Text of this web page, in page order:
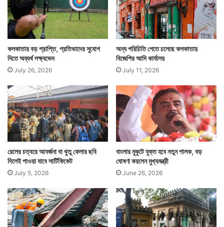
কলকাতার বড় প্রাপ্তি, প্রতিভাদের সুযোগ
দিতে অব্যর্থ লক্ষ্যভেদ
July 26, 2026
অন্য পরিচিতি পেতে চলেছে কলকাতায়
বিজেপির আদি কার্যালয়
July 11, 2026
রেলের চত্বরে আবর্জনা বা থুতু ফেলার ছবি
দিলেই পাওয়া যাবে সার্টিফিকেট
July 5, 2026
বাংলার মুকুটে যুক্ত হবে নতুন পালক, বড়
ঘোষণা করলেন মুখ্যমন্ত্রী
June 26, 2026